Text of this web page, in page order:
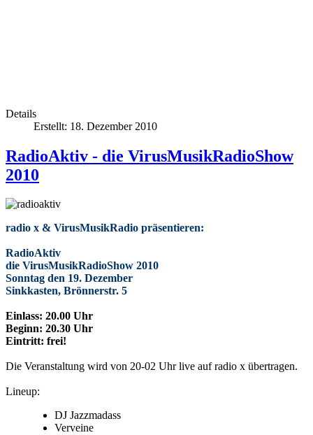
Details
Erstellt: 18. Dezember 2010
RadioAktiv - die VirusMusikRadioShow
2010
radio x & VirusMusikRadio präsentieren:
RadioAktiv
die VirusMusikRadioShow 2010
Sonntag den 19. Dezember
Sinkkasten, Brönnerstr. 5
Einlass: 20.00 Uhr
Beginn: 20.30 Uhr
Eintritt: frei!
Die Veranstaltung wird von 20-02 Uhr live auf radio x übertragen.
Lineup:
DJ Jazzmadass
Verveine